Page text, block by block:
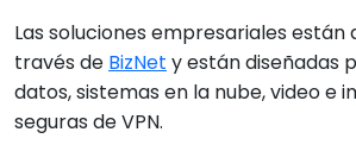
Las soluciones empresariales están
través de BizNet y están diseñadas
datos, sistemas en la nube, video e
seguras de VPN.